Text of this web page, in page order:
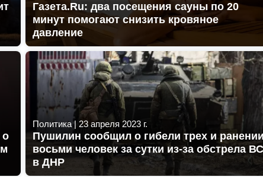
Газета.Ru: два посещения сауны по 20
минут помогают снизить кровяное
давление
о
Политика| 23 апреля 2023 г.
Пушилин сообщил о гибели трех и
восьми человек за сутки из-за обстрела
в ДНР